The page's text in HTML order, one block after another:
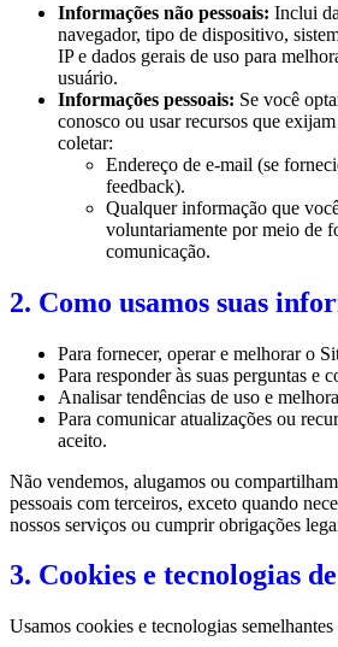
Informações não pessoais: Inclui
navegador, tipo de dispositivo,
IP e dados gerais de uso para
usuário.
Informações pessoais: Se você
conosco ou usar recursos que
coletar:
Endereço de e-mail (se
feedback).
Qualquer informação que
voluntariamente por meio de
comunicação.
2. Como usamos suas
Para fornecer, operar e melhorar o
Para responder às suas perguntas e
Analisar tendências de uso e
Para comunicar atualizações ou
aceito.
Não vendemos, alugamos ou
pessoais com terceiros, exceto quando
nossos serviços ou cumprir obrigações
3. Cookies e tecnologias
Usamos cookies e tecnologias semelhantes